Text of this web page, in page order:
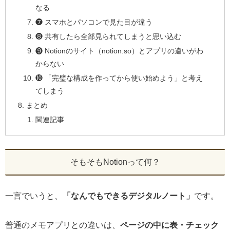
なる
❼ スマホとパソコンで見た目が違う
❽ 共有したら全部見られてしまうと思い込む
❾ Notionのサイト（notion.so）とアプリの違いがわ
からない
❿ 「完璧な構成を作ってから使い始めよう」と考え
てしまう
まとめ
関連記事
そもそもNotionって何？
一言でいうと、 「なんでもできるデジタルノート」 です。
普通のメモアプリとの違いは、 ページの中に表・チェック